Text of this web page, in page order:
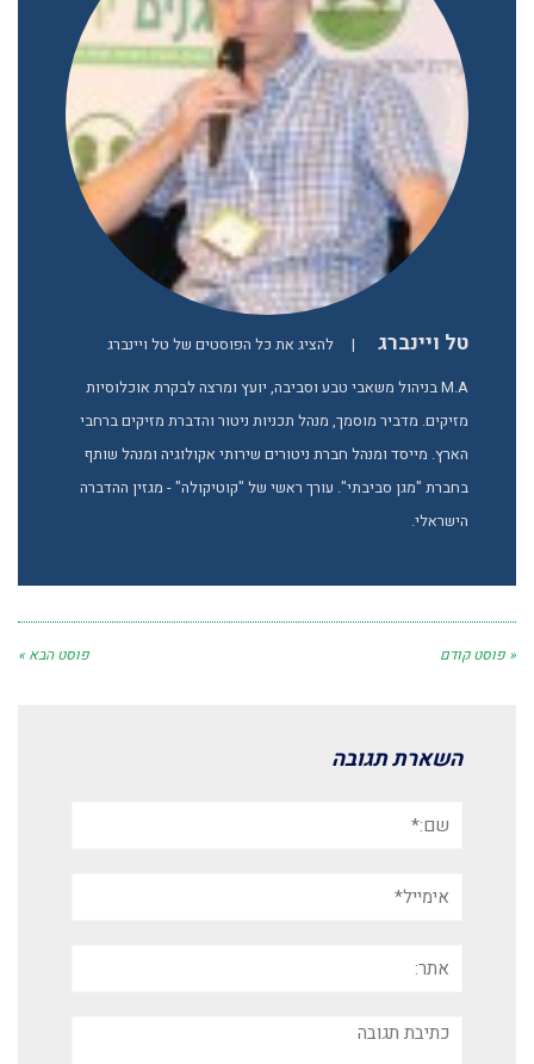
טל ויינברג |
להציג את כל הפוסטים של טל ויינברג
M.A בניהול משאבי טבע וסביבה, יועץ ומרצה לבקרת אוכלוסיות
מזיקים. מדביר מוסמך, מנהל תכניות ניטור והדברת מזיקים ברחבי
הארץ. מייסד ומנהל חברת ניטורים שירותי אקולוגיה ומנהל שותף
בחברת "מגן סביבתי". עורך ראשי של "קוטיקולה" - מגזין ההדברה
הישראלי.
« פוסט קודם פוסט הבא »
השארת תגובה
תגובה